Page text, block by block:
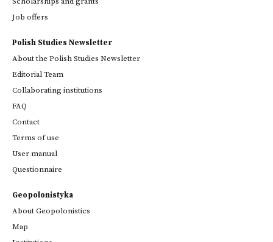
Job offers
Polish Studies Newsletter
About the Polish Studies Newsletter
Editorial Team
Collaborating institutions
FAQ
Contact
Terms of use
User manual
Questionnaire
Geopolonistyka
About Geopolonistics
Map